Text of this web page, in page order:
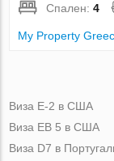
Спален:4
My Property
Виза Е-2 в США
Виза ЕВ 5 в США
Виза D7 в